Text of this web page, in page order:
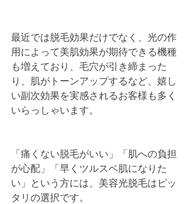
最近では脱毛効果だけでなく、光の作
用によって美肌効果が期待できる機種
も増えており、毛穴が引き締まった
り、肌がトーンアップするなど、嬉し
い副次効果を実感されるお客様も多く
いらっしゃいます。
「痛くない脱毛がいい」「肌への負担
が心配」「早くツルスベ肌になりた
い」という方には、美容光脱毛はピッ
タリの選択です。